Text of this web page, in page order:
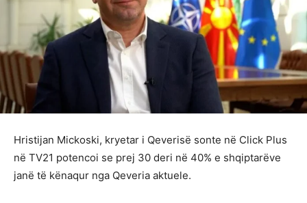
Hristijan Mickoski, kryetar i Qeverisë sonte në Click Plus
në TV21 potencoi se prej 30 deri në 40% e shqiptarëve
janë të kënaqur nga Qeveria aktuele.